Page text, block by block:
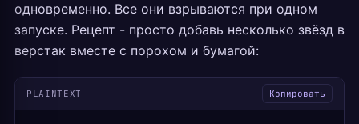
одновременно. Все они взрываются при одном
запуске. Рецепт - просто добавь несколько звёзд в
верстак вместе с порохом и бумагой:
PLAINTEXT Копировать